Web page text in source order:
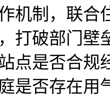
机制，联
打破部门壁
点是否合规
是否存在用